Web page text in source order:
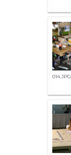
014.JPG